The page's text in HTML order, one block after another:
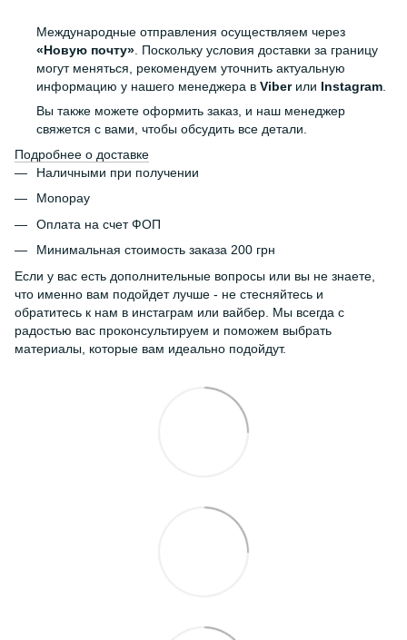
Международные отправления осуществляем через
«Новую почту» . Поскольку условия доставки за границу
могут меняться, рекомендуем уточнить актуальную
информацию у нашего менеджера в Viberили Instagram
Вы также можете оформить заказ, и наш менеджер
свяжется с вами, чтобы обсудить все детали.
Подробнее о доставке
Наличными при получении
Monopay
Оплата на счет ФОП
Минимальная стоимость заказа 200 грн
Если у вас есть дополнительные вопросы или вы не знаете,
что именно вам подойдет лучше - не стесняйтесь и
обратитесь к нам в инстаграм или вайбер. Мы всегда с
радостью вас проконсультируем и поможем выбрать
материалы, которые вам идеально подойдут.